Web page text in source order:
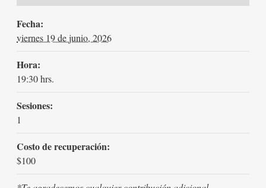
Fecha:
viernes 19 de junio, 2026
Hora:
19:30 hrs.
Sesiones:
1
Costo de recuperación:
$100